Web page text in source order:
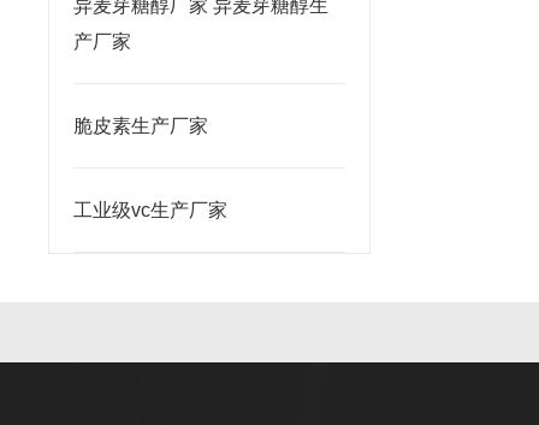
异麦芽糖醇厂家 异麦芽糖醇生
产厂家
脆皮素生产厂家
工业级vc生产厂家